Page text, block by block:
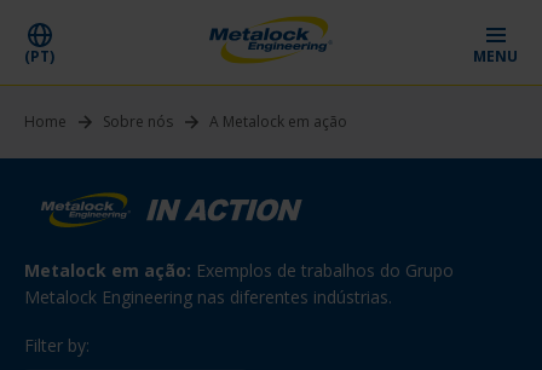
(PT) MENU
Home Sobre nós A Metalock em ação
Metalock em ação: Exemplos de trabalhos do Grupo
Metalock Engineering nas diferentes indústrias.
Filter by: